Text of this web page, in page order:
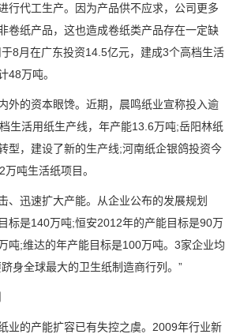
行代工生产。因为产品供不应求，公司更多
卷纸产品，这也造成卷纸类产品存在一定缺
8月在广东投资14.5亿元，建成3个高档生活
48万吨。
外的资本眼馋。近期，晨鸣纸业宣称投入逾
生活用纸生产线，年产能13.6万吨;岳阳林纸
型，建设了新的生产线;河南纸企银鸽投资今
吨生活纸项目。
、迅速扩大产能。从企业公布的发展规划
标是140万吨;恒安2012年的产能目标是90万
吨;维达的年产能目标是100万吨。3家企业均
身全球最大的卫生纸制造商行列。”
业的产能扩容已有失控之虞。2009年行业新